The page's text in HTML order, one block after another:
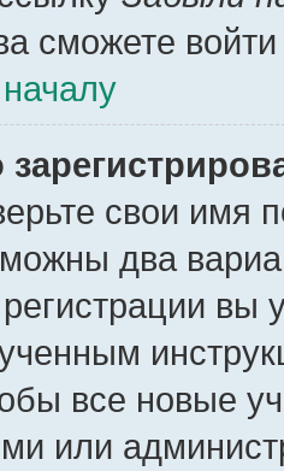
сможете
свои имя
два
вы
все новые
или